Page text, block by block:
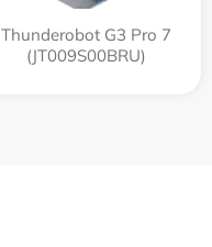
Thunderobot G3 Pro 7
(JT009S00BRU)